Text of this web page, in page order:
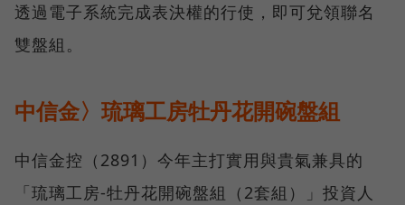
透過電子系統完成表決權的行使，即可兌領聯名
雙盤組。
中信金〉琉璃工房牡丹花開碗盤組
中信金控（2891）今年主打實用與貴氣兼具的
「琉璃工房-牡丹花開碗盤組（2套組）」投資人